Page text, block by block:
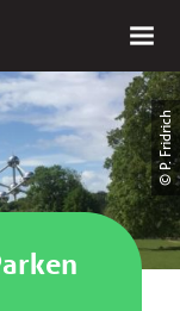
© P. Fridrich